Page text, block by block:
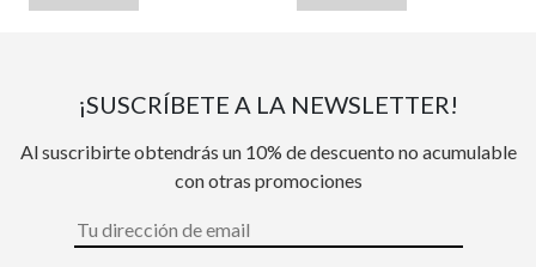
¡SUSCRÍBETE A LA NEWSLETTER!
Al suscribirte obtendrás un 10% de descuento no acumulable
con otras promociones